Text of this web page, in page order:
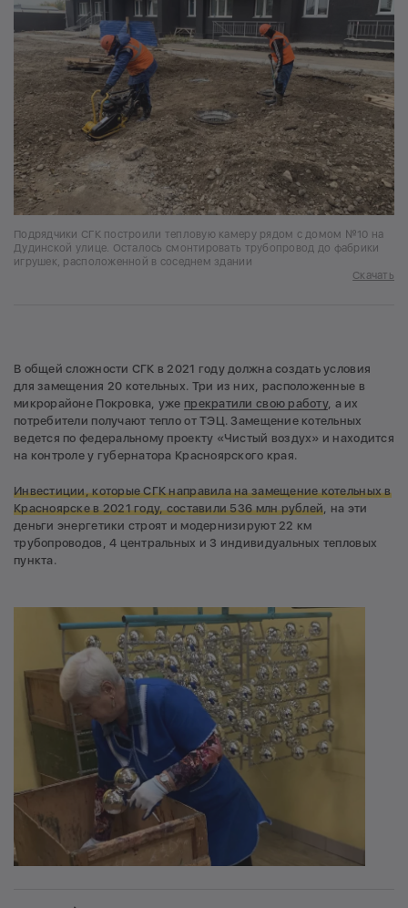
Подрядчики СГК построили тепловую камеру рядом с домом №10 на
Дудинской улице. Осталось смонтировать трубопровод до фабрики
игрушек, расположенной в соседнем здании
Скачать
В общей сложности СГК в 2021 году должна создать условия
для замещения 20 котельных. Три из них, расположенные в
микрорайоне Покровка, уже прекратили свою работу, а их
потребители получают тепло от ТЭЦ. Замещение котельных
ведется по федеральному проекту «Чистый воздух» и находится
на контроле у губернатора Красноярского края.
Инвестиции, которые СГК направила на замещение котельных в
Красноярске в 2021 году, составили 536 млн рублей , на эти
деньги энергетики строят и модернизируют 22 км
трубопроводов, 4 центральных и 3 индивидуальных тепловых
пункта.